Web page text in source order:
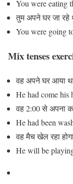
You were eating
तुम अपने घर जा रहे
You were going
Mix tenses
वह अपने घर आया
He had come his
वह 2:00 से अपना
He had been
वह मैच खेल रहा
He will be